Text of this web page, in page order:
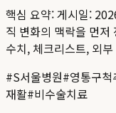
핵심 요약:게시일:
직 변화의 맥락을 먼
수치, 체크리스트, 외
#S서울병원#영통구척
재활#비수술치료